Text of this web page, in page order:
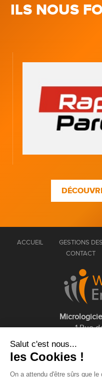
ILS NOUS
ACCUEIL GESTIONS
CONTACT
1 Rue
Salut c'est nous...
les Cookies !
On a attendu d'être sûrs que le